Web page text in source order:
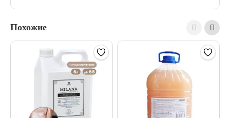
Похожие